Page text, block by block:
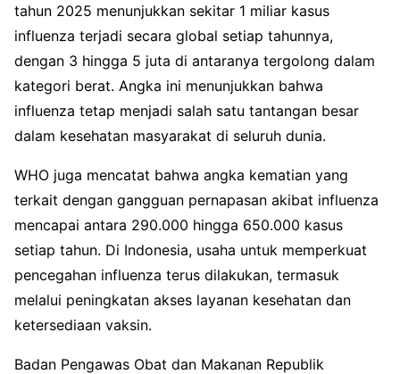
tahun 2025 menunjukkan sekitar 1 miliar kasus
influenza terjadi secara global setiap tahunnya,
dengan 3 hingga 5 juta di antaranya tergolong dalam
kategori berat. Angka ini menunjukkan bahwa
influenza tetap menjadi salah satu tantangan besar
dalam kesehatan masyarakat di seluruh dunia.
WHO juga mencatat bahwa angka kematian yang
terkait dengan gangguan pernapasan akibat influenza
mencapai antara 290.000 hingga 650.000 kasus
setiap tahun. Di Indonesia, usaha untuk memperkuat
pencegahan influenza terus dilakukan, termasuk
melalui peningkatan akses layanan kesehatan dan
ketersediaan vaksin.
Badan Pengawas Obat dan Makanan Republik